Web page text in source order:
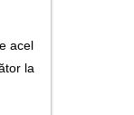
acel
la